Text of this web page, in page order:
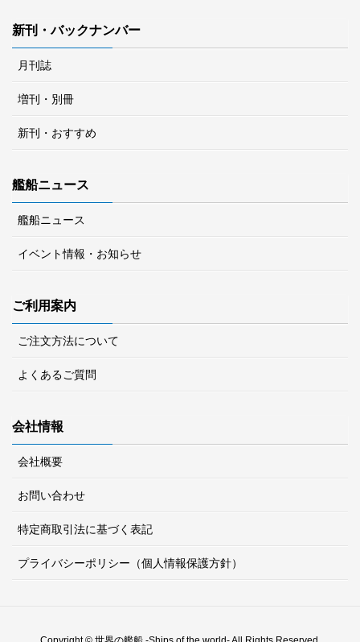
新刊・バックナンバー
月刊誌
増刊・別冊
新刊・おすすめ
艦船ニュース
艦船ニュース
イベント情報・お知らせ
ご利用案内
ご注文方法について
よくあるご質問
会社情報
会社概要
お問い合わせ
特定商取引法に基づく表記
プライバシーポリシー（個人情報保護方針）